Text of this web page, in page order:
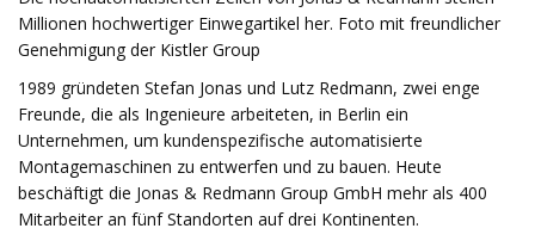
Millionen hochwertiger Einwegartikel her. Foto mit freundlicher
Genehmigung der Kistler Group
1989 gründeten Stefan Jonas und Lutz Redmann, zwei enge
Freunde, die als Ingenieure arbeiteten, in Berlin ein
Unternehmen, um kundenspezifische automatisierte
Montagemaschinen zu entwerfen und zu bauen. Heute
beschäftigt die Jonas & Redmann Group GmbH mehr als 400
Mitarbeiter an fünf Standorten auf drei Kontinenten.